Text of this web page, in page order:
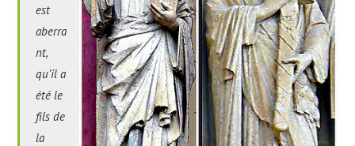
est
aberra
nt,
qu’il a
été le
fils de
la